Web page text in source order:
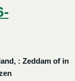
: Zeddam of in